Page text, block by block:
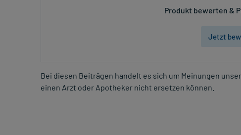
Produkt bewerten &
Jetzt
Bei diesen Beiträgen handelt es sich um Meinungen
einen Arzt oder Apotheker nicht ersetzen können.